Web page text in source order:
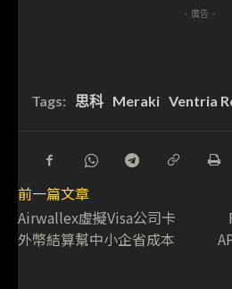
- 廣告 -
Tags: 思科 Meraki Ventria
前一篇文章
Airwallex虛擬Visa公司卡
外幣結算幫中小企省成本